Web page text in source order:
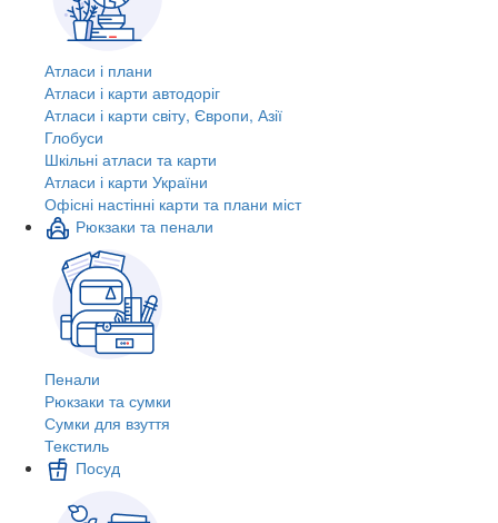
Атласи і плани
Атласи і карти автодоріг
Атласи і карти світу, Європи, Азії
Глобуси
Шкільні атласи та карти
Атласи і карти України
Офісні настінні карти та плани міст
Рюкзаки та пенали
Пенали
Рюкзаки та сумки
Сумки для взуття
Текстиль
Посуд